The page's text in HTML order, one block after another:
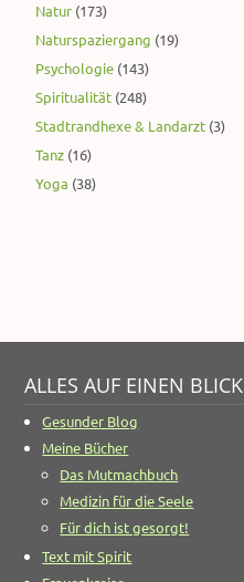
Natur (173)
Naturspaziergang (19)
Psychologie (143)
Spiritualität (248)
Stadtrandhexe & Landarzt (3)
Tanz (16)
Yoga (38)
ALLES AUF EINEN BLICK
Gesunder Blog
Meine Bücher
Das Mutmachbuch
Medizin für die Seele
Für dich ist gesorgt!
Text mit Spirit